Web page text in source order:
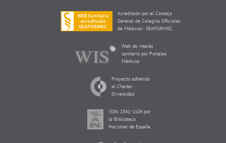
Acreditado por el Consejo
General de Colegios Oficiales
de Médicos - SEAFORMEC
Web de interés
sanitario por Portales
Médicos
Proyecto adherido
al Charter
Diversidad
ISSN 2341-1104 por
la Biblioteca
Nacional de España